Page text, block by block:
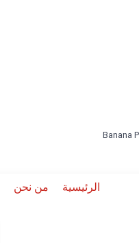
Banana
الرئيسية من نحن